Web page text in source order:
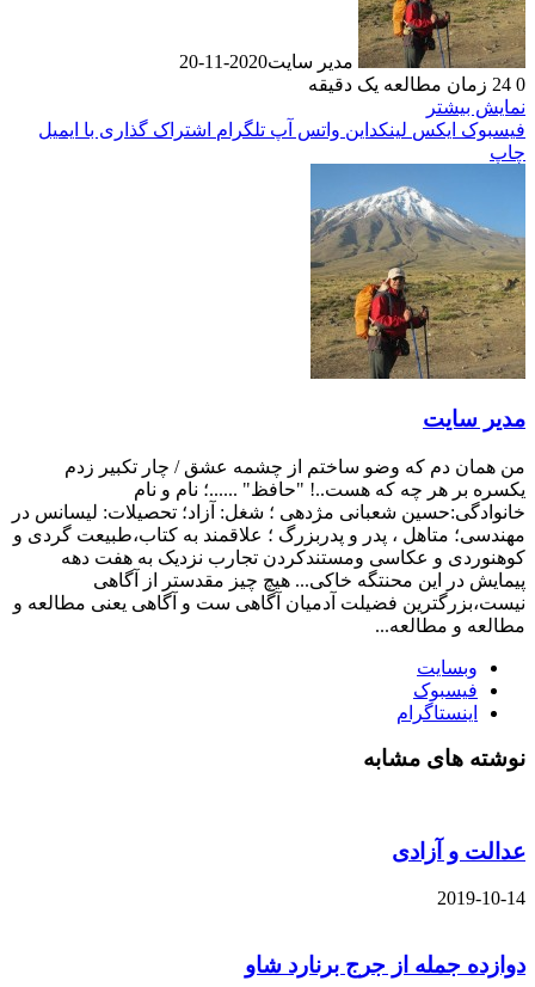
مدیر سایت2020-11-20
0
زمان مطالعه یک دقیقه
نمایش بیشتر
فیسبوک ایکس لینکداین واتس آپ تلگرام اشتراک گذاری با ایمیل
چاپ
مدیر سایت
من همان دم که وضو ساختم از چشمه عشق / چار تکبیر زدم
یکسره بر هر چه که هست..! "حافظ" ......؛ نام و نام
خانوادگی:حسین شعبانی مژدهی ؛ شغل: آزاد؛ تحصیلات: لیسانس در
مهندسی؛ متاهل ، پدر و پدربزرگ ؛ علاقمند به کتاب،طبیعت گردی و
کوهنوردی و عکاسی ومستندکردن تجارب نزدیک به هفت دهه
پیمایش در این محنتگه خاکی... هیچ چیز مقدستر از آگاهی
نیست،بزرگترین فضیلت آدمیان آگاهی ست و آگاهی یعنی مطالعه و
مطالعه و مطالعه...
وبسایت
فیسبوک
اینستاگرام
نوشته های مشابه
عدالت و آزادی
2019-10-14
دوازده جمله از جرج برنارد شاو